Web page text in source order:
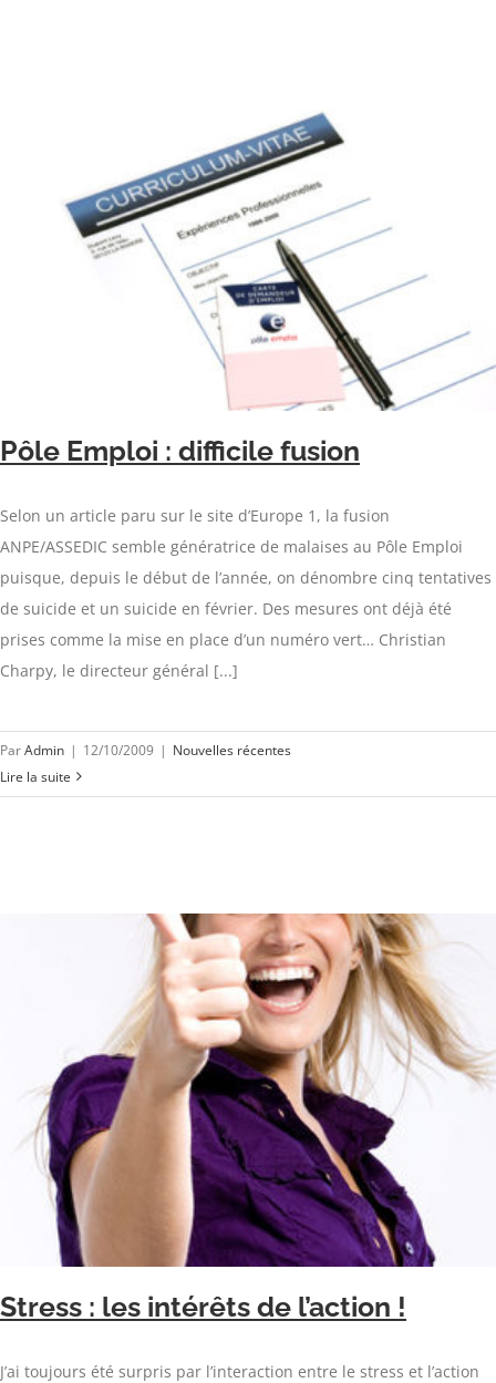
Pôle Emploi : difficile fusion
Selon un article paru sur le site d’Europe 1, la fusion
ANPE/ASSEDIC semble génératrice de malaises au Pôle Emploi
puisque, depuis le début de l’année, on dénombre cinq tentatives
de suicide et un suicide en février. Des mesures ont déjà été
prises comme la mise en place d’un numéro vert… Christian
Charpy, le directeur général [...]
ParAdmin | 12/10/2009 | Nouvelles récentes
Lire la suite
Stress : les intérêts de l’action !
J’ai toujours été surpris par l’interaction entre le stress et l’action